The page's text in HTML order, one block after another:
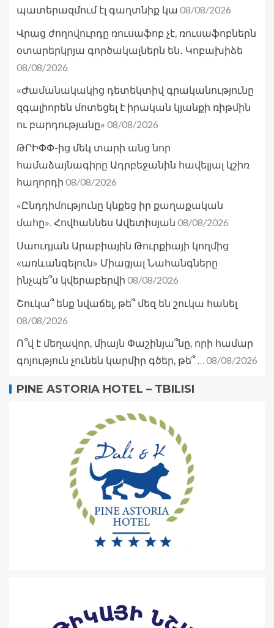
պատերազմում էլ գաղտնիք կա 08/08/2026
Վրաց ժողովուրդը ռուսաֆոբ չէ, ռուսաֆոբներն
օտարերկրյա գործակալներն են․ Կոբախիձե
08/08/2026
«Ժամանակակից դետեկտիվ գրականությունը
զգալիորեն մոտեցել է իրական կյանքի ռիթմին
ու բարդությանը» 08/08/2026
ԹՐԻՓՓ-ից մեկ տարի անց նոր
համաձայնագիրը Ադրբեջանին հավելյալ կշիռ
հաղորդի 08/08/2026
«Ընդդիմությունը կնքեց իր քաղաքական
մահը». Հովհաննես Ավետիսյան 08/08/2026
Սաուդյան Արաբիային Թուրքիայի կողմից
«առևանգելուն» Միացյալ Նահանգները
ինչպե՞ս կվերաբերվի 08/08/2026
Շուկա՞ ենք նվաճել, թե՞ մեզ են շուկա հանել
08/08/2026
Ո՞վ է մեղավոր, միայն Փաշինյա՞նը, որի համար
գոյություն չունեն կարմիր գծեր, թե՞ … 08/08/2026
PINE ASTORIA HOTEL – TBILISI